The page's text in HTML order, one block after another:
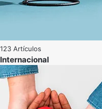
123 Artículos
Internacional